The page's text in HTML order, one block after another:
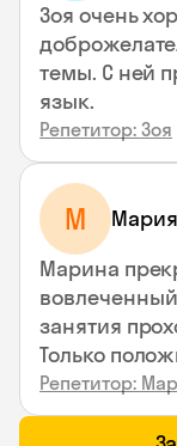
Зоя очень
темы. С ней
язык.
Репетитор: Зоя
М Мария
Марина
занятия
Только
Репетитор: